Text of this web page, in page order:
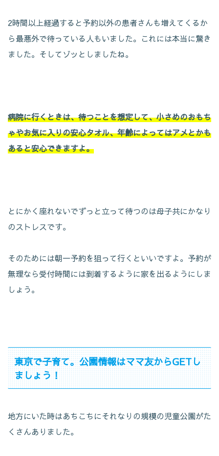
2時間以上経過すると予約以外の患者さんも増えてくるか
ら最悪外で待っている人もいました。これには本当に驚き
ました。そしてゾッとしましたね。
病院に行くときは、待つことを想定して、小さめのおもち
ゃやお気に入りの安心タオル、年齢によってはアメとかも
あると安心できますよ。
とにかく座れないでずっと立って待つのは母子共にかなり
のストレスです。
そのためには朝一予約を狙って行くといいですよ。予約が
無理なら受付時間には到着するように家を出るようにしま
しょう。
東京で子育て。公園情報はママ友からGETし
ましょう！
地方にいた時はあちこちにそれなりの規模の児童公園がた
くさんありました。